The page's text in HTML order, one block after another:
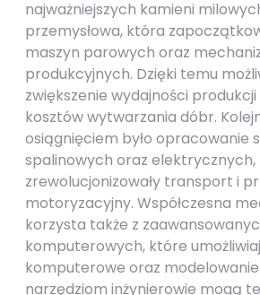
najważniejszych kamieni
przemysłowa, która
maszyn parowych oraz
produkcyjnych. Dzięki temu
zwiększenie wydajności
kosztów wytwarzania dóbr.
osiągnięciem było opracowanie
spalinowych oraz
zrewolucjonizowały transport i
motoryzacyjny. Współczesna
korzysta także z
komputerowych, które
komputerowe oraz modelowanie
narzędziom inżynierowie mogą